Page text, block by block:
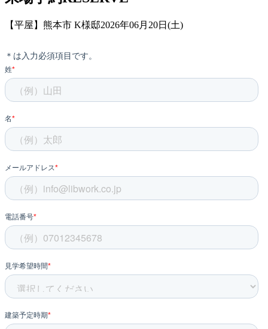
【平屋】熊本市 K様邸2026年06月20日(土)